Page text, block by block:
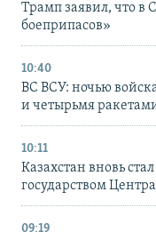
Трамп заявил, что в
боеприпасов»
10:40
ВС ВСУ: ночью
и четырьмя
10:11
Казахстан вновь
государством
09:19